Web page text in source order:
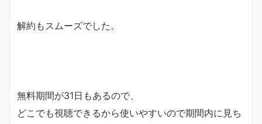
解約もスムーズでした。
無料期間が31日もあるので、
どこでも視聴できるから使いやすいので期間内に見ち